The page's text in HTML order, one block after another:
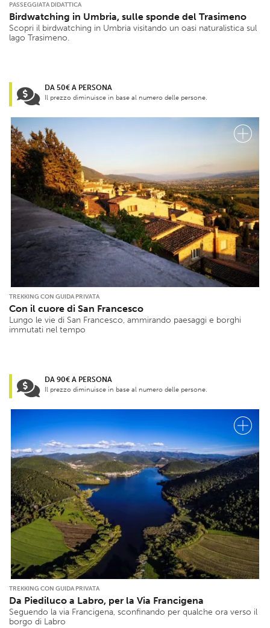
PASSEGGIATA DIDATTICA
Birdwatching in Umbria, sulle sponde del Trasimeno
Scopri il birdwatching in Umbria visitando un oasi naturalistica sul
lago Trasimeno.
DA 50€ A PERSONA
Il prezzo diminuisce in base al numero delle persone.
TREKKING CON GUIDA PRIVATA
Con il cuore di San Francesco
Lungo le vie di San Francesco, ammirando paesaggi e borghi
immutati nel tempo
DA 90€ A PERSONA
Il prezzo diminuisce in base al numero delle persone.
TREKKING CON GUIDA PRIVATA
Da Piediluco a Labro, per la Via Francigena
Seguendo la via Francigena, sconfinando per qualche ora verso il
borgo di Labro